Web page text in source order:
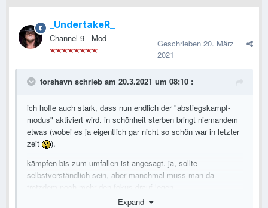
_UndertakeR_
Channel 9 - Mod Geschrieben 20. März
2021
torshavn schrieb am 20.3.2021 um 08:10 :
ich hoffe auch stark, dass nun endlich der "abstiegskampf-
modus" aktiviert wird. in schönheit sterben bringt niemandem
etwas (wobei es ja eigentlich gar nicht so schön war in letzter
zeit
).
kämpfen bis zum umfallen ist angesagt. ja, sollte
selbstverständlich sein, aber manchmal muss man da
trotzdem noch mehr den fokus drauf legen.
Expand